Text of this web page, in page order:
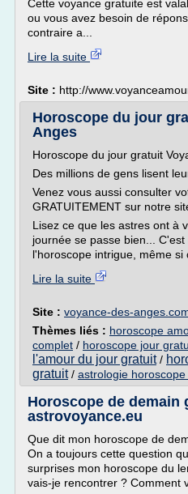
Cette voyance gratuite est
ou vous avez besoin de
contraire a...
Lire la suite
Site : http://
Horoscope du jour
Anges
Horoscope du jour gratuit
Des millions de gens lisent
Venez vous aussi consulter
GRATUITEMENT sur notre
Lisez ce que les astres ont à
journée se passe bien...
l'horoscope intrigue, même si
Lire la suite
Site : voyance-des-
Thèmes liés : horoscope
complet / horoscope jour
l'amour du jour gratuit/
gratuit/ astrologie
Horoscope de demain
astrovoyance.eu
Que dit mon horoscope de
On a toujours cette question
surprises mon horoscope du
vais-je rencontrer ? Comment